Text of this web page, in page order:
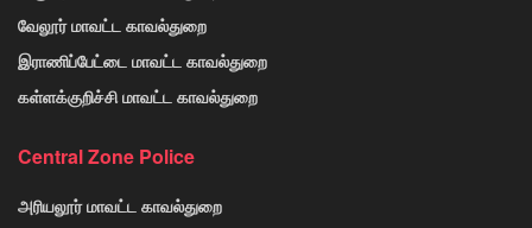
வேலூர் மாவட்ட காவல்துறை
இராணிப்பேட்டை மாவட்ட காவல்துறை
கள்ளக்குறிச்சி மாவட்ட காவல்துறை
Central Zone Police
அரியலூர் மாவட்ட காவல்துறை